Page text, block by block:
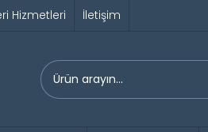
Hizmetleri İletişim